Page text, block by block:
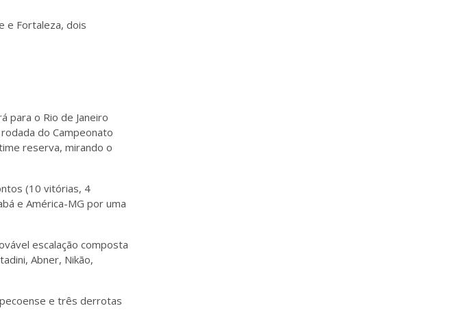
e Fortaleza, dois
para o Rio de Janeiro
do Campeonato
reserva, mirando o
(10 vitórias, 4
e América-MG por uma
escalação composta
Abner, Nikão,
e três derrotas